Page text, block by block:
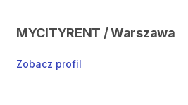
MYCITYRENT / Warszawa
Zobacz profil